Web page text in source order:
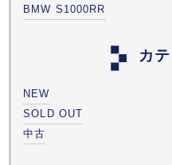
BMW S1000RR
カ
NEW
SOLD OUT
中古